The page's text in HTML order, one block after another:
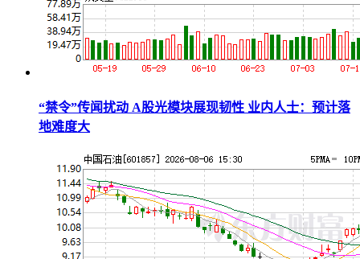
“禁令”传闻扰动 A股光模块展现韧性 业内人士：预计落
地难度大